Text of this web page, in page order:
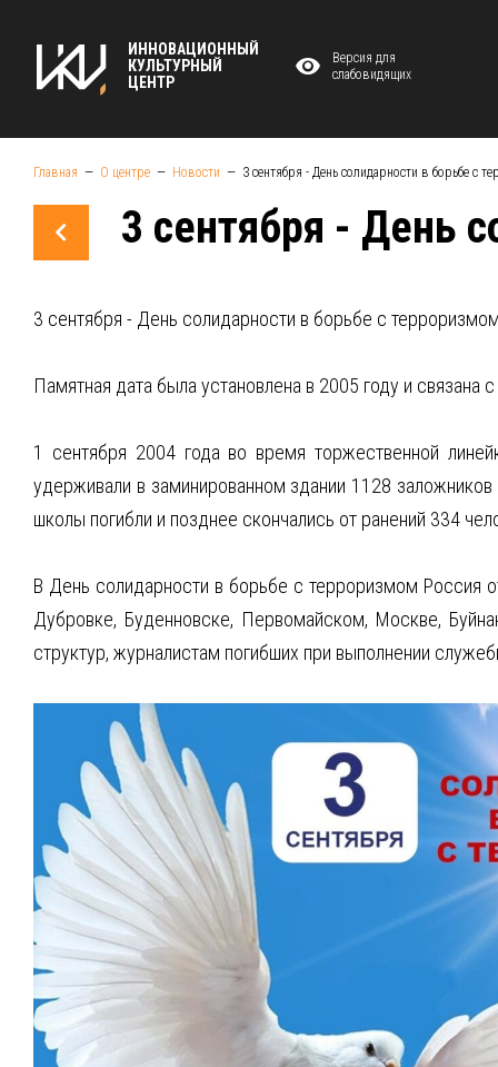
ИННОВАЦИОННЫЙ
КУЛЬТУРНЫЙ
ЦЕНТР
Версия для
слабовидящих
Главная О центре Новости 3 сентября - День солидарности в борьбе с
3 сентября - День
3 сентября - День солидарности в борьбе с
Памятная дата была установлена в 2005 году и связана
1 сентября 2004 года во время торжественной
удерживали в заминированном здании 1128
школы погибли и позднее скончались от ранений 334
В День солидарности в борьбе с терроризмом Россия
Дубровке, Буденновске, Первомайском, Москве,
структур, журналистам погибших при выполнении